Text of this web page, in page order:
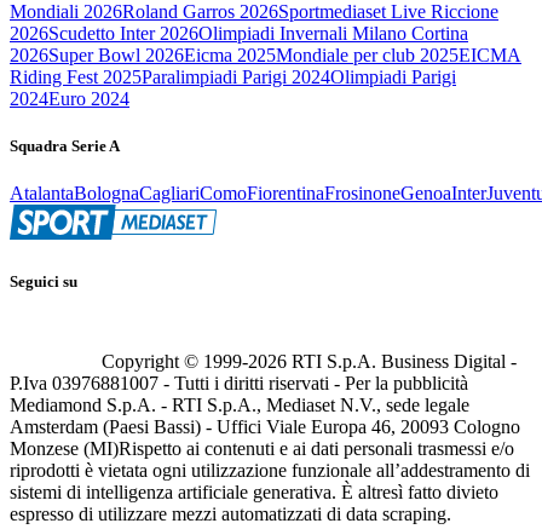
Mondiali 2026Roland Garros 2026Sportmediaset Live Riccione
2026Scudetto Inter 2026Olimpiadi Invernali Milano Cortina
2026Super Bowl 2026Eicma 2025Mondiale per club 2025EICMA
Riding Fest 2025Paralimpiadi Parigi 2024Olimpiadi Parigi
2024Euro 2024
Squadra Serie A
AtalantaBolognaCagliariComoFiorentinaFrosinoneGenoaInter
Seguici su
Copyright © 1999-2026 RTI S.p.A. Business Digital -
P.Iva 03976881007 - Tutti i diritti riservati - Per la pubblicità
Mediamond S.p.A. - RTI S.p.A., Mediaset N.V., sede legale
Amsterdam (Paesi Bassi) - Uffici Viale Europa 46, 20093 Cologno
Monzese (MI)Rispetto ai contenuti e ai dati personali trasmessi e/o
riprodotti è vietata ogni utilizzazione funzionale all’addestramento di
sistemi di intelligenza artificiale generativa. È altresì fatto divieto
espresso di utilizzare mezzi automatizzati di data scraping.